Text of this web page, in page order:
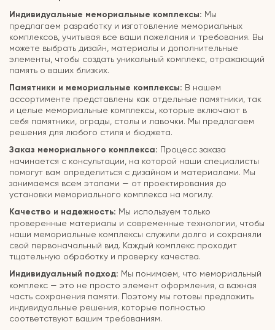
Индивидуальные мемориальные комплексы: Мы
предлагаем разработку и изготовление мемориальных
комплексов, учитывая все ваши пожелания и требования. Вы
можете выбрать дизайн, материалы и дополнительные
элементы, чтобы создать уникальный комплекс, отражающий
память о ваших близких.
Памятники и мемориальные комплексы: В нашем
ассортименте представлены как отдельные памятники, так
и целые мемориальные комплексы, которые включают в
себя памятники, ограды, столы и лавочки. Мы предлагаем
решения для любого стиля и бюджета.
Заказ мемориального комплекса: Процесс заказа
начинается с консультации, на которой наши специалисты
помогут вам определиться с дизайном и материалами. Мы
занимаемся всем этапами — от проектирования до
установки мемориального комплекса на могилу.
Качество и надежность: Мы используем только
проверенные материалы и современные технологии, чтобы
наши мемориальные комплексы служили долго и сохраняли
свой первоначальный вид. Каждый комплекс проходит
тщательную обработку и проверку качества.
Индивидуальный подход: Мы понимаем, что мемориальный
комплекс — это не просто элемент оформления, а важная
часть сохранения памяти. Поэтому мы готовы предложить
индивидуальные решения, которые полностью
соответствуют вашим требованиям.